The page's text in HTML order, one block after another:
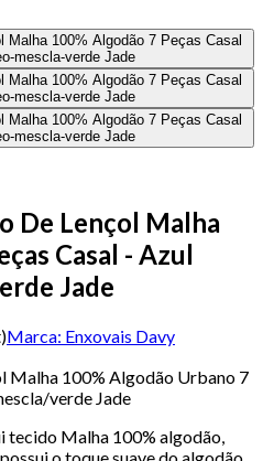
De Lençol Malha
Casal - Azul
Jade
)Marca: Enxovais Davy
Malha 100% Algodão Urbano 7
verde Jade
tecido Malha 100% algodão,